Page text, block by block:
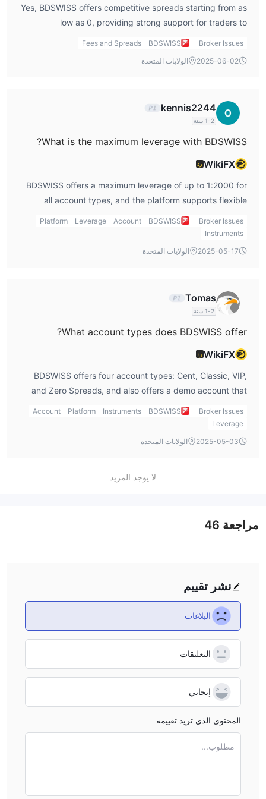
إنهم واجهوا انزلاقًا شديدًا وغير قادرون على السحب
. يجب على كل
الأسئلة المتداولة بشكل متكرر (FAQs)
Yes, BDSWISS offers competitive spreads starting from as
low as 0, providing strong support for traders to
accurately control costs and stabilize the execution of
Broker Issues
BDSWISS
Fees and Spreads
2025-06-02
الولايات المتحدة
kennis2244
1-2 سنة
What is the maximum leverage with BDSWISS?
WikiFXرد
BDSWISS offers a maximum leverage of up to 1:2000 for
all account types, and the platform supports flexible
leverage adjustment, which traders can dynamically
adjust according to their own strategy and risk tolerance.
Broker Issues
BDSWISS
Account
Leverage
Platform
Instruments
2025-05-17
الولايات المتحدة
Tomas
1-2 سنة
What account types does BDSWISS offer?
WikiFXرد
BDSWISS offers four account types: Cent, Classic, VIP,
and Zero Spreads, and also offers a demo account that
allows you to experiment with the financial markets
without the risk of losing money.
Broker Issues
BDSWISS
Instruments
Platform
Account
Leverage
2025-05-03
الولايات المتحدة
لا يوجد المزيد
نشر تقييم
البلاغات
التعليقات
إيجابي
المحتوى الذي تريد تقييمه
مطلوب...
مراجعة